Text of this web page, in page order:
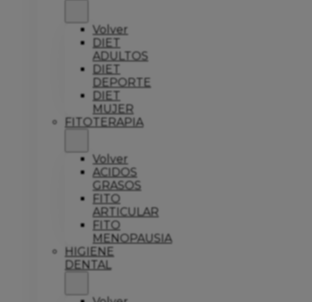
Volver
DIET
ADULTOS
DIET
DEPORTE
DIET
MUJER
FITOTERAPIA
Volver
ACIDOS
GRASOS
FITO
ARTICULAR
FITO
MENOPAUSIA
HIGIENE
DENTAL